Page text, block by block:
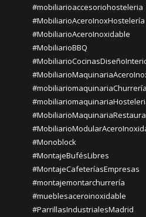
#mobiliarioaccesoriohosteleria
#MobiliarioAceroInoxHostelería
#MobiliarioAceroInoxidable
#MobiliarioBBQ
#Monoblock
#MontajeBufésLibres
#MontajeCafeteríasEmpresas
#montajemontarchurrería
#mueblesaceroinoxidable
#ParrillasIndustrialesMadrid